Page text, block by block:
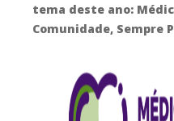
tema deste ano:
Comunidade, Sempre